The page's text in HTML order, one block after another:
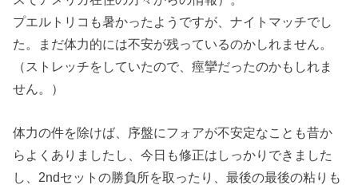
プエルトリコも暑かったようですが、ナイトマッチでし
た。まだ体力的には不安が残っているのかしれません。
（ストレッチをしていたので、痙攣だったのかもしれま
せん。）
体力の件を除けば、序盤にフォアが不安定なことも昔か
らよくありましたし、今日も修正はしっかりできました
し、2ndセットの勝負所を取ったり、最後の最後の粘りも